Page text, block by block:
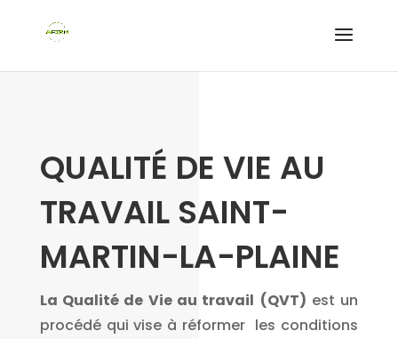
QUALITÉ DE VIE AU
TRAVAIL SAINT-
MARTIN-LA-PLAINE
La Qualité de Vie au travail (QVT) est un
procédé qui vise à réformer les conditions